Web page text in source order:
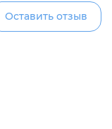
Оставить отзыв